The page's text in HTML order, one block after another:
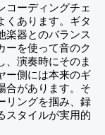
コーディングチェ
くあります。ギタ
楽器とのバランス
ーを使って音のク
、演奏時にそのま
ー側には本来のギ
合があります。そ
リングを掴み、録
スタイルが実用的